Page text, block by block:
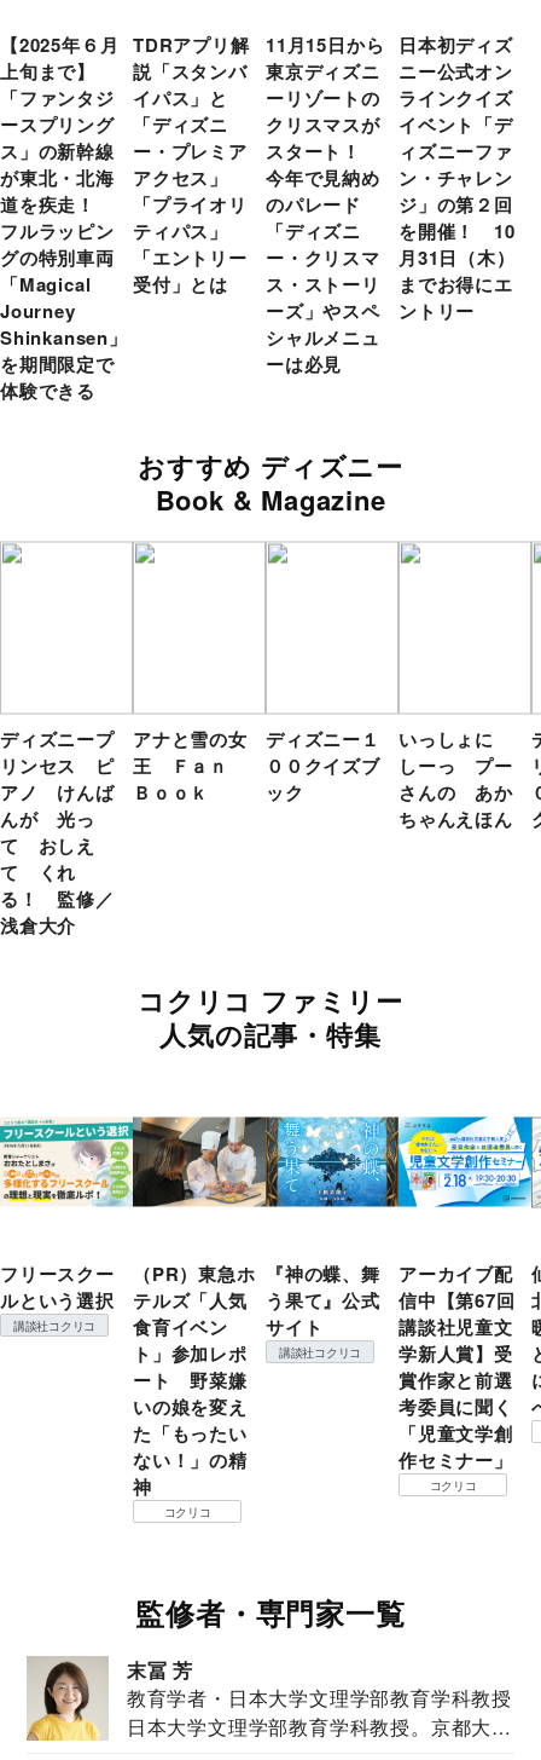
【2025年６月
上旬まで】
「ファンタジ
ースプリング
ス」の新幹線
が東北・北海
道を疾走！
フルラッピン
グの特別車両
「Magical
Journey
Shinkansen」
を期間限定で
体験できる
TDRアプリ解
説「スタンバ
イパス」と
「ディズニ
ー・プレミア
アクセス」
「プライオリ
ティパス」
「エントリー
受付」とは
11月15日から
東京ディズニ
ーリゾートの
クリスマスが
スタート！
今年で見納め
のパレード
「ディズニ
ー・クリスマ
ス・ストーリ
ーズ」やスペ
シャルメニュ
ーは必見
日本初ディズ
ニー公式オン
ラインクイズ
イベント「デ
ィズニーファ
ン・チャレン
ジ」の第２回
を開催！ 10
月31日（木）
までお得にエ
ントリー
おすすめ ディズニー
Book & Magazine
ディズニープ
リンセス ピ
アノ けんば
んが 光っ
て おしえ
て くれ
る！ 監修／
浅倉大介
アナと雪の女
王 Ｆａｎ
Ｂｏｏｋ
ディズニー１
００クイズブ
ック
いっしょに
しーっ プー
さんの あか
ちゃんえほん
コクリコ ファミリー
人気の記事・特集
フリースクー
ルという選択
講談社コクリコ
（PR）東急ホ
テルズ「人気
食育イベン
ト」参加レポ
ート 野菜嫌
いの娘を変え
た「もったい
ない！」の精
神
コクリコ
『神の蝶、舞
う果て』公式
サイト
講談社コクリコ
アーカイブ配
信中【第67回
講談社児童文
学新人賞】受
賞作家と前選
考委員に聞く
「児童文学創
作セミナー」
コクリコ
監修者・専門家一覧
末冨 芳
教育学者・日本大学文理学部教育学科教授
日本大学文理学部教育学科教授。京都大学